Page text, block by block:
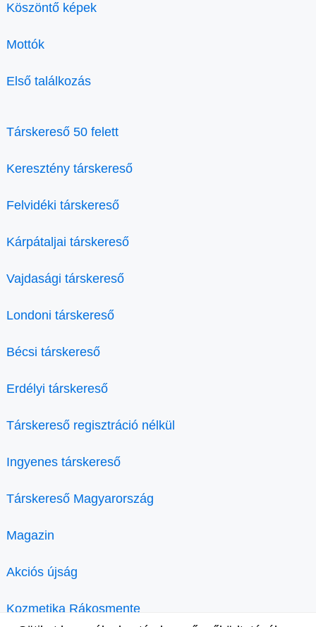
Köszöntő képek
Mottók
Első találkozás
Társkereső 50 felett
Keresztény társkereső
Felvidéki társkereső
Kárpátaljai társkereső
Vajdasági társkereső
Londoni társkereső
Bécsi társkereső
Erdélyi társkereső
Társkereső regisztráció nélkül
Ingyenes társkereső
Társkereső Magyarország
Magazin
Akciós újság
Kozmetika Rákosmente